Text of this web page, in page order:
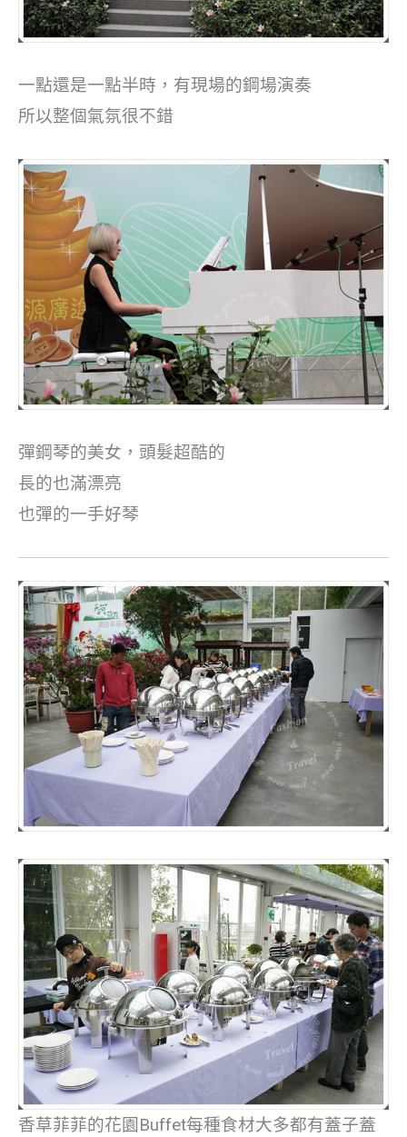
一點還是一點半時，有現場的鋼場演奏
所以整個氣氛很不錯
彈鋼琴的美女，頭髮超酷的
長的也滿漂亮
也彈的一手好琴
香草菲菲的花園Buffet每種食材大多都有蓋子蓋